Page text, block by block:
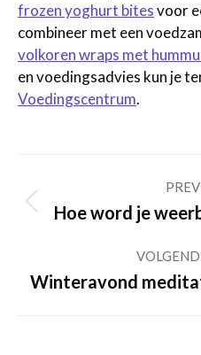
frozen yoghurt bitesvoor
combineer met een
volkoren wraps met
en voedingsadvies kun je
Voedingscentrum.
navigation
Hoe word je
Winteravond